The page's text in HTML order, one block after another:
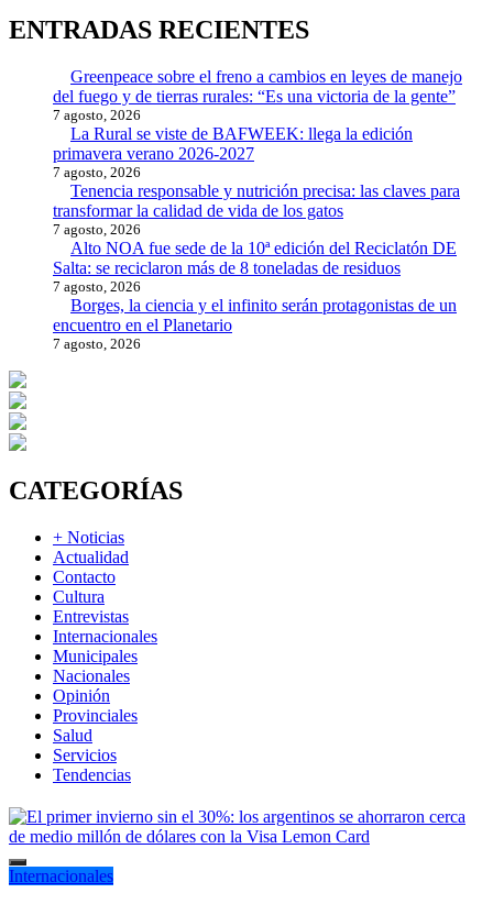
ENTRADAS RECIENTES
Greenpeace sobre el freno a cambios en leyes de manejo
del fuego y de tierras rurales: “Es una victoria de la gente”
7 agosto, 2026
La Rural se viste de BAFWEEK: llega la edición
primavera verano 2026-2027
7 agosto, 2026
Tenencia responsable y nutrición precisa: las claves para
transformar la calidad de vida de los gatos
7 agosto, 2026
Alto NOA fue sede de la 10ª edición del Reciclatón DE
Salta: se reciclaron más de 8 toneladas de residuos
7 agosto, 2026
Borges, la ciencia y el infinito serán protagonistas de un
encuentro en el Planetario
7 agosto, 2026
CATEGORÍAS
+ Noticias
Actualidad
Contacto
Cultura
Entrevistas
Internacionales
Municipales
Nacionales
Opinión
Provinciales
Salud
Servicios
Tendencias
Internacionales